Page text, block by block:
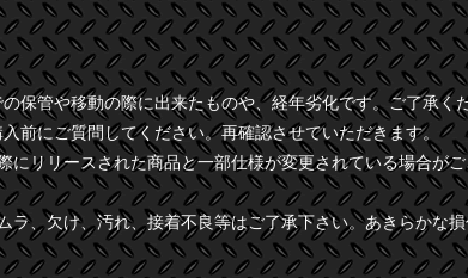
保管や移動の際に出来たものや、経年劣化です。ご了承く
前にご質問してください。再確認させていただきます。
リリースされた商品と一部仕様が変更されている場合が
、欠け、汚れ、接着不良等はご了承下さい。あきらかな